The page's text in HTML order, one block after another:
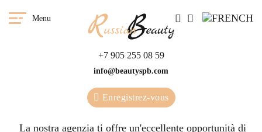
Menu
+7 905 255 08 59
info@beautyspb.com
Enregistrez-vous
La nostra agenzia ti offre un'eccellente opportunità di